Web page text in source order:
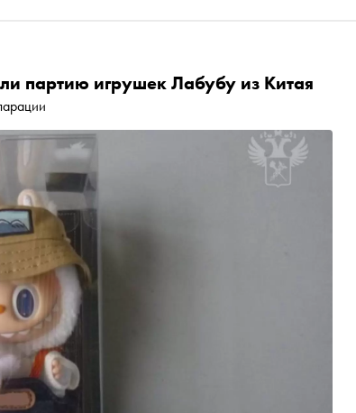
партию игрушек Лабубу из Китая